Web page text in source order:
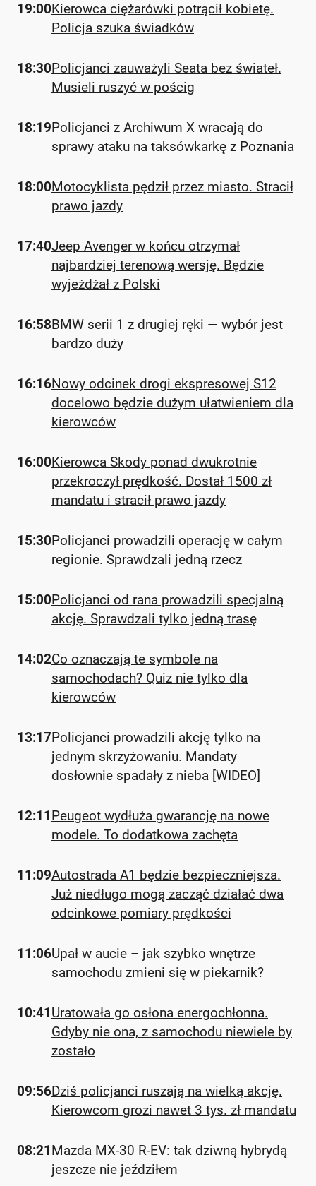
19:00Kierowca ciężarówki potrącił kobietę.
Policja szuka świadków
18:30Policjanci zauważyli Seata bez świateł.
Musieli ruszyć w pościg
18:19Policjanci z Archiwum X wracają do
sprawy ataku na taksówkarkę z Poznania
18:00Motocyklista pędził przez miasto. Stracił
prawo jazdy
17:40Jeep Avenger w końcu otrzymał
najbardziej terenową wersję. Będzie
wyjeżdżał z Polski
16:58BMW serii 1 z drugiej ręki — wybór jest
bardzo duży
16:16Nowy odcinek drogi ekspresowej S12
docelowo będzie dużym ułatwieniem dla
kierowców
16:00Kierowca Skody ponad dwukrotnie
przekroczył prędkość. Dostał 1500 zł
mandatu i stracił prawo jazdy
15:30Policjanci prowadzili operację w całym
regionie. Sprawdzali jedną rzecz
15:00Policjanci od rana prowadzili specjalną
akcję. Sprawdzali tylko jedną trasę
14:02Co oznaczają te symbole na
samochodach? Quiz nie tylko dla
kierowców
13:17Policjanci prowadzili akcję tylko na
jednym skrzyżowaniu. Mandaty
dosłownie spadały z nieba [WIDEO]
12:11Peugeot wydłuża gwarancję na nowe
modele. To dodatkowa zachęta
11:09Autostrada A1 będzie bezpieczniejsza.
Już niedługo mogą zacząć działać dwa
odcinkowe pomiary prędkości
11:06Upał w aucie – jak szybko wnętrze
samochodu zmieni się w piekarnik?
10:41Uratowała go osłona energochłonna.
Gdyby nie ona, z samochodu niewiele by
zostało
09:56Dziś policjanci ruszają na wielką akcję.
Kierowcom grozi nawet 3 tys. zł mandatu
08:21Mazda MX-30 R-EV: tak dziwną hybrydą
jeszcze nie jeździłem